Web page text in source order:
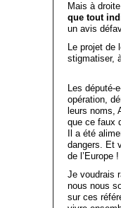
Mais à
que tout
un avis
Le projet de
stigmatiser,
Les député-
opération,
leurs noms,
que ce faux
Il a été
dangers. Et
de l’Europe !
Je voudrais
nous nous
sur ces